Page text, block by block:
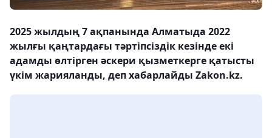
2025 жылдың 7 ақпанында Алматыда 2022
жылғы қаңтардағы тәртіпсіздік кезінде екі
адамды өлтірген әскери қызметкерге қатысты
үкім жарияланды, деп хабарлайды Zakon.kz.